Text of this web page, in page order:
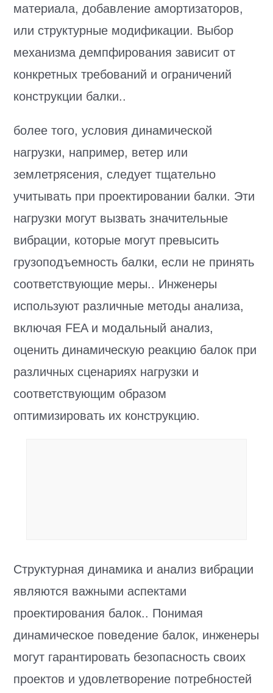
материала, добавление амортизаторов,
или структурные модификации. Выбор
механизма демпфирования зависит от
конкретных требований и ограничений
конструкции балки..
более того, условия динамической
нагрузки, например, ветер или
землетрясения, следует тщательно
учитывать при проектировании балки. Эти
нагрузки могут вызвать значительные
вибрации, которые могут превысить
грузоподъемность балки, если не принять
соответствующие меры.. Инженеры
используют различные методы анализа,
включая FEA и модальный анализ,
оценить динамическую реакцию балок при
различных сценариях нагрузки и
соответствующим образом
оптимизировать их конструкцию.
Структурная динамика и анализ вибрации
являются важными аспектами
проектирования балок.. Понимая
динамическое поведение балок, инженеры
могут гарантировать безопасность своих
проектов и удовлетворение потребностей